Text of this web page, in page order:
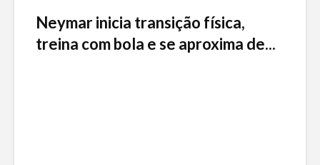
Neymar inicia transição física,
treina com bola e se aproxima de...